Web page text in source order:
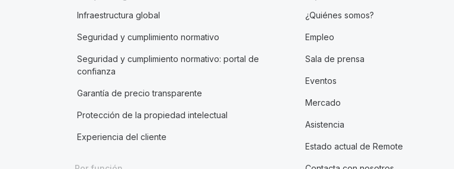
Infraestructura global
Seguridad y cumplimiento normativo
Seguridad y cumplimiento normativo: portal de
confianza
Garantía de precio transparente
Protección de la propiedad intelectual
Experiencia del cliente
¿Quiénes somos?
Empleo
Sala de prensa
Eventos
Mercado
Asistencia
Estado actual de Remote